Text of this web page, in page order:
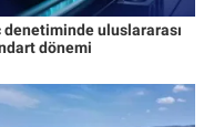
denetiminde uluslararası
dönemi